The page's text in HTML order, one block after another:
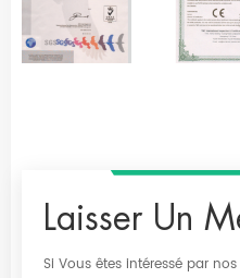
Laisser Un
Si Vous êtes intéressé par